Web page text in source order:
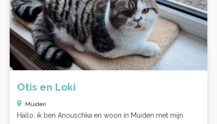
Otis en Loki
Muiden
Hallo, ik ben Anouschka en woon in Muiden met mijn